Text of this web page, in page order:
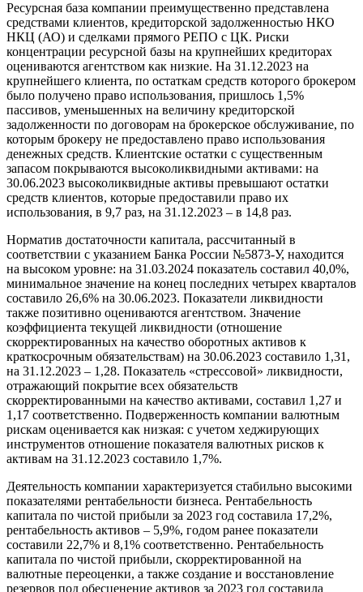
Ресурсная база компании преимущественно представлена
средствами клиентов, кредиторской задолженностью НКО
НКЦ (АО) и сделками прямого РЕПО с ЦК. Риски
концентрации ресурсной базы на крупнейших кредиторах
оцениваются агентством как низкие. На 31.12.2023 на
крупнейшего клиента, по остаткам средств которого брокером
было получено право использования, пришлось 1,5%
пассивов, уменьшенных на величину кредиторской
задолженности по договорам на брокерское обслуживание, по
которым брокеру не предоставлено право использования
денежных средств. Клиентские остатки с существенным
запасом покрываются высоколиквидными активами: на
30.06.2023 высоколиквидные активы превышают остатки
средств клиентов, которые предоставили право их
использования, в 9,7 раз, на 31.12.2023 – в 14,8 раз.
Норматив достаточности капитала, рассчитанный в
соответствии с указанием Банка России №5873-У, находится
на высоком уровне: на 31.03.2024 показатель составил 40,0%,
минимальное значение на конец последних четырех кварталов
составило 26,6% на 30.06.2023. Показатели ликвидности
также позитивно оцениваются агентством. Значение
коэффициента текущей ликвидности (отношение
скорректированных на качество оборотных активов к
краткосрочным обязательствам) на 30.06.2023 составило 1,31,
на 31.12.2023 – 1,28. Показатель «стрессовой» ликвидности,
отражающий покрытие всех обязательств
скорректированными на качество активами, составил 1,27 и
1,17 соответственно. Подверженность компании валютным
рискам оценивается как низкая: с учетом хеджирующих
инструментов отношение показателя валютных рисков к
активам на 31.12.2023 составило 1,7%.
Деятельность компании характеризуется стабильно высокими
показателями рентабельности бизнеса. Рентабельность
капитала по чистой прибыли за 2023 год составила 17,2%,
рентабельность активов – 5,9%, годом ранее показатели
составили 22,7% и 8,1% соответственно. Рентабельность
капитала по чистой прибыли, скорректированной на
валютные переоценки, а также создание и восстановление
резервов под обесценение активов за 2023 год составила